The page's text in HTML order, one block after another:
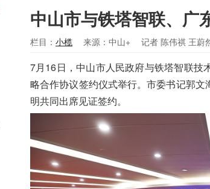
中山市与铁塔智联、广
栏目： 小榄 来源：中山+ 记者 陈伟祺 王蔚
7月16日，中山市人民政府与铁塔智联技
略合作协议签约仪式举行。市委书记郭
明共同出席见证签约。